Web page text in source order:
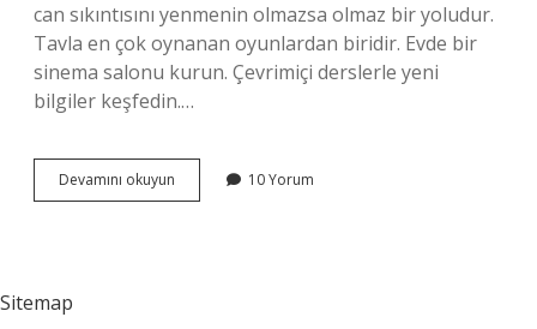
can sıkıntısını yenmenin olmazsa olmaz bir yoludur.
Tavla en çok oynanan oyunlardan biridir. Evde bir
sinema salonu kurun. Çevrimiçi derslerle yeni
bilgiler keşfedin.…
Devamını okuyun
Sıkılmamak
10 Yorum
Sitemap